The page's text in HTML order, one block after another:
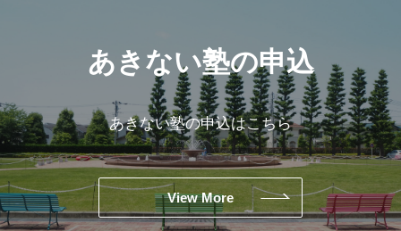
あきない塾の申込
あきない塾の申込はこちら
View More